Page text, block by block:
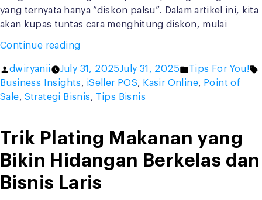
yang ternyata hanya “diskon palsu”. Dalam artikel ini, kita
akan kupas tuntas cara menghitung diskon, mulai
Continue reading“Cara
Diskon
&
Harga
Kalkulator,
Bisa
Banget!”
Posted
by
dwiryanii July 31, 2025July 31, 2025
Posted
in
Tips For You!
Business Insights, iSeller POS, Kasir Online, Point of
Sale, Strategi Bisnis, Tips Bisnis
Trik Plating Makanan yang
Bikin Hidangan Berkelas dan
Bisnis Laris